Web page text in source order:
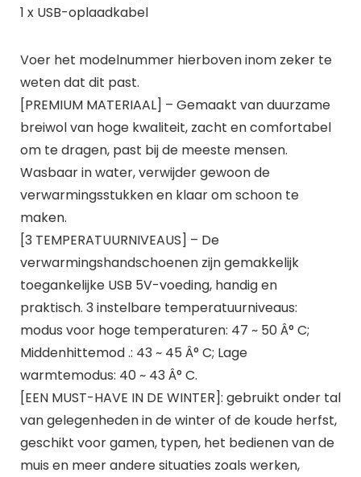
1 x USB-oplaadkabel
Voer het modelnummer hierboven inom zeker te
weten dat dit past.
[PREMIUM MATERIAAL] – Gemaakt van duurzame
breiwol van hoge kwaliteit, zacht en comfortabel
om te dragen, past bij de meeste mensen.
Wasbaar in water, verwijder gewoon de
verwarmingsstukken en klaar om schoon te
maken.
[3 TEMPERATUURNIVEAUS] – De
verwarmingshandschoenen zijn gemakkelijk
toegankelijke USB 5V-voeding, handig en
praktisch. 3 instelbare temperatuurniveaus:
modus voor hoge temperaturen: 47 ~ 50 Â° C;
Middenhittemod .: 43 ~ 45 Â° C; Lage
warmtemodus: 40 ~ 43 Â° C.
[EEN MUST-HAVE IN DE WINTER]: gebruikt onder tal
van gelegenheden in de winter of de koude herfst,
geschikt voor gamen, typen, het bedienen van de
muis en meer andere situaties zoals werken,